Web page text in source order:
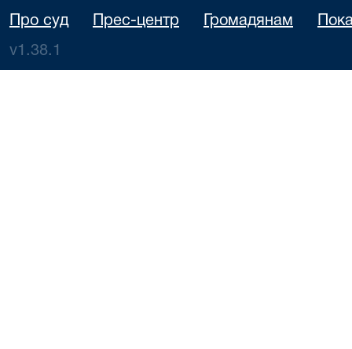
Про суд Прес-центр Громадянам
v1.38.1